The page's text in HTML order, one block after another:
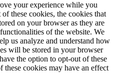
your experience while you
these cookies, the cookies that
on your browser as they are
of the website. We
us analyze and understand how
will be stored in your browser
the option to opt-out of these
cookies may have an effect